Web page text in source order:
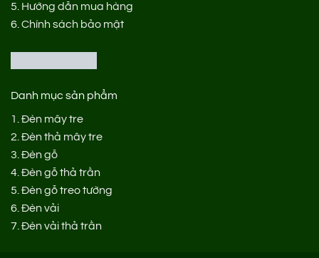
5. Hướng dẫn mua hàng
6. Chính sách bảo mật
Danh mục sản phẩm
1. Đèn mây tre
2. Đèn thả mây tre
3. Đèn gỗ
4. Đèn gỗ thả trần
5. Đèn gỗ treo tường
6. Đèn vải
7. Đèn vải thả trần